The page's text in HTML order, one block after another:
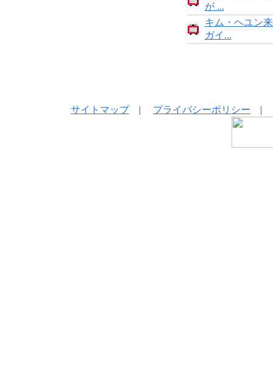
が ...
キム・ヘユン
ガイ...
サイトマップ| プライバシーポリシー